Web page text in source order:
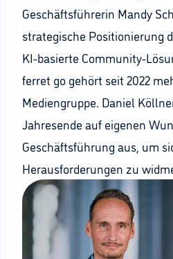
Geschäftsführerin Mandy
strategische Positionierung
KI-basierte Community-
ferret go gehört seit 2022
Mediengruppe. Daniel
Jahresende auf eigenen
Geschäftsführung aus, um
Herausforderungen zu